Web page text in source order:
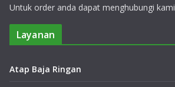
Untuk order anda dapat menghubungi kami
Layanan
Atap Baja Ringan